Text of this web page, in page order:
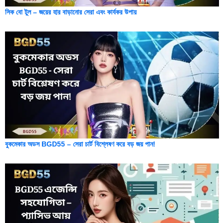
সিক বো টুল – জয়ের হার বাড়ানোর সেরা এবং কার্যকর উপায়
বুকমেকার অডস BGD55 – সেরা চার্ট বিশ্লেষণ করে বড় জয় পান!